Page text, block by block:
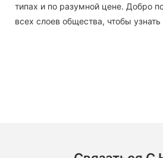
типах и по разумной цене. Добро
всех слоев общества, чтобы узнать